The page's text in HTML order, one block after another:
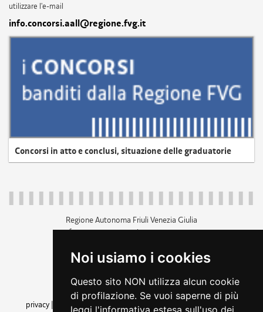
Noi usiamo i cookies
Questo sito NON utilizza alcun cookie
di profilazione. Se vuoi saperne di più
leggi l'informativa estesa sull'uso dei
utilizzare l'e-mail
info.concorsi.aall@regione.fvg.it
Concorsi in atto e conclusi, situazione delle graduatorie
Regione Autonoma Friuli Venezia Giulia
c.f. 80014930327; p.iva 00526040324
+39 040 3771111
amministrazione trasparente
privacy
cookie |note legali accessibilità
dichiarazione di